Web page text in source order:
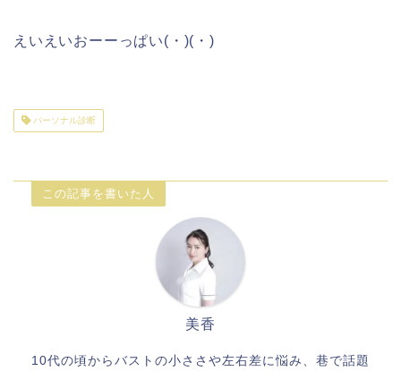
えいえいおーーっぱい(・)(・)
パーソナル診断
この記事を書いた人
美香
10代の頃からバストの小ささや左右差に悩み、巷で話題